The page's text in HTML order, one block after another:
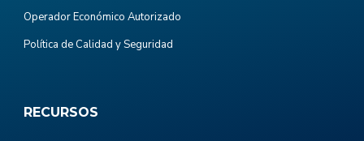
Operador Económico Autorizado
Política de Calidad y Seguridad
RECURSOS